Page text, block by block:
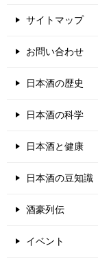
サイトマップ
お問い合わせ
日本酒の歴史
日本酒の科学
日本酒と健康
日本酒の豆知識
酒豪列伝
イベント